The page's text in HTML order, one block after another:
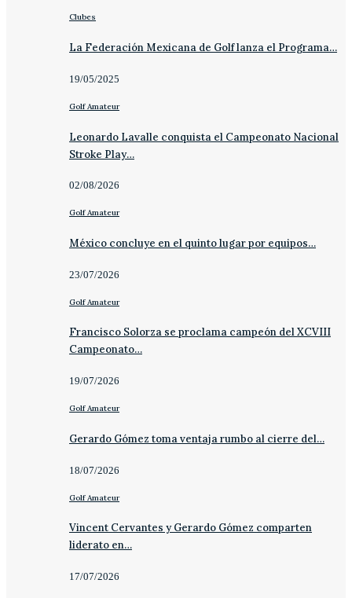
Clubes
La Federación Mexicana de Golf lanza el Programa…
19/05/2025
Golf Amateur
Leonardo Lavalle conquista el Campeonato Nacional
Stroke Play…
02/08/2026
Golf Amateur
México concluye en el quinto lugar por equipos…
23/07/2026
Golf Amateur
Francisco Solorza se proclama campeón del XCVIII
Campeonato…
19/07/2026
Golf Amateur
Gerardo Gómez toma ventaja rumbo al cierre del…
18/07/2026
Golf Amateur
Vincent Cervantes y Gerardo Gómez comparten
liderato en…
17/07/2026